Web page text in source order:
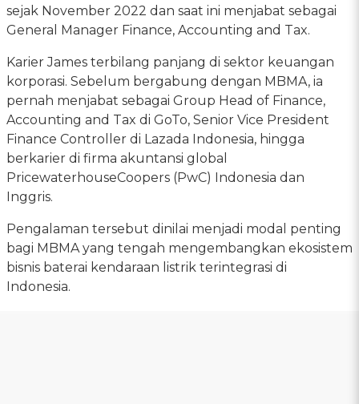
sejak November 2022 dan saat ini menjabat sebagai
General Manager Finance, Accounting and Tax.
Karier James terbilang panjang di sektor keuangan
korporasi. Sebelum bergabung dengan MBMA, ia
pernah menjabat sebagai Group Head of Finance,
Accounting and Tax di GoTo, Senior Vice President
Finance Controller di Lazada Indonesia, hingga
berkarier di firma akuntansi global
PricewaterhouseCoopers (PwC) Indonesia dan
Inggris.
Pengalaman tersebut dinilai menjadi modal penting
bagi MBMA yang tengah mengembangkan ekosistem
bisnis baterai kendaraan listrik terintegrasi di
Indonesia.